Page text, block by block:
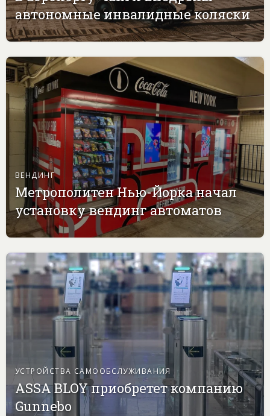
автономные инвалидные коляски
ВЕНДИНГ
Метрополитен Нью-Йорка начал
установку вендинг автоматов
УСТРОЙСТВА САМООБСЛУЖИВАНИЯ
ASSA BLOY приобретет компанию
Gunnebo